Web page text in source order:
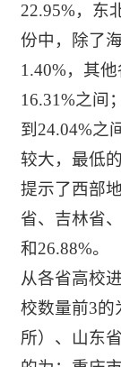
22.95%，东
份中，除了
1.40%，其
16.31%之间
到24.04%之
较大，最低
提示了西部
省、吉林省
和26.88%。
从各省高校
校数量前3的
所）、山东